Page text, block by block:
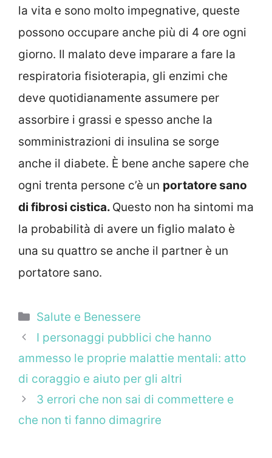
la vita e sono molto impegnative, queste
possono occupare anche più di 4 ore ogni
giorno. Il malato deve imparare a fare la
respiratoria fisioterapia, gli enzimi che
deve quotidianamente assumere per
assorbire i grassi e spesso anche la
somministrazioni di insulina se sorge
anche il diabete. È bene anche sapere che
ogni trenta persone c’è un portatore sano
di fibrosi cistica. Questo non ha sintomi ma
la probabilità di avere un figlio malato è
una su quattro se anche il partner è un
portatore sano.
Categorie
Salute e Benessere
I personaggi pubblici che hanno
ammesso le proprie malattie mentali: atto
di coraggio e aiuto per gli altri
3 errori che non sai di commettere e
che non ti fanno dimagrire